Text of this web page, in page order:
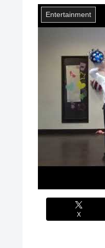
Entertainment
X